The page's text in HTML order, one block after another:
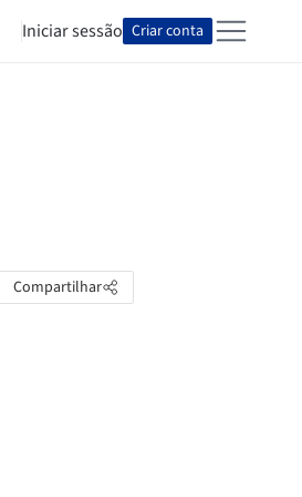
Iniciar sessão Criar conta
Compartilhar